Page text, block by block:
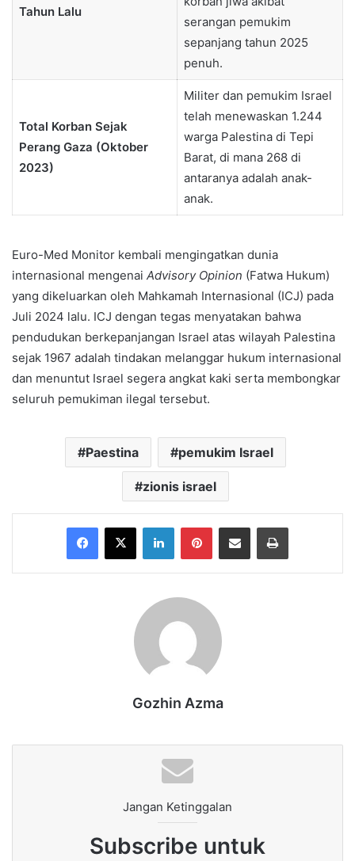
Tahun Lalu
serangan pemukim
sepanjang tahun 2025
penuh.
Total Korban Sejak
Perang Gaza (Oktober
2023)
Militer dan pemukim Israel
telah menewaskan 1.244
warga Palestina di Tepi
Barat, di mana 268 di
antaranya adalah anak-
anak.
Euro-Med Monitor kembali mengingatkan dunia
internasional mengenai Advisory Opinion (Fatwa Hukum)
yang dikeluarkan oleh Mahkamah Internasional (ICJ) pada
Juli 2024 lalu. ICJ dengan tegas menyatakan bahwa
pendudukan berkepanjangan Israel atas wilayah Palestina
sejak 1967 adalah tindakan melanggar hukum internasional
dan menuntut Israel segera angkat kaki serta membongkar
seluruh pemukiman ilegal tersebut.
Paestina pemukim Israel
zionis israel
Facebook
X LinkedInPinterestShare via Email Print
Gozhin Azma
Jangan Ketinggalan
Subscribe untuk